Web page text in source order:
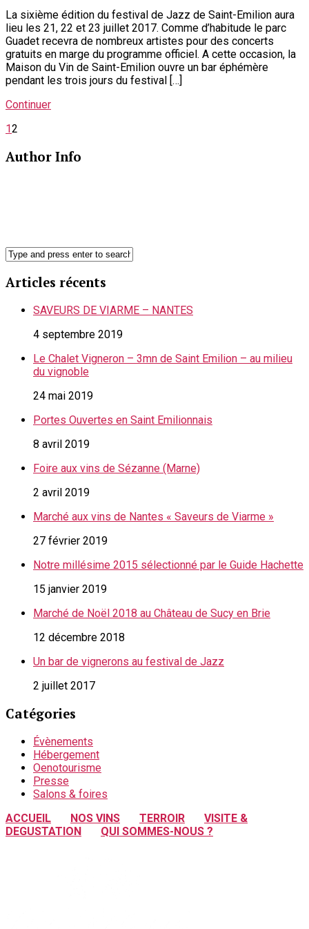
La sixième édition du festival de Jazz de Saint-Emilion aura
lieu les 21, 22 et 23 juillet 2017. Comme d’habitude le parc
Guadet recevra de nombreux artistes pour des concerts
gratuits en marge du programme officiel. A cette occasion, la
Maison du Vin de Saint-Emilion ouvre un bar éphémère
pendant les trois jours du festival […]
Continuer
12
Author Info
Articles récents
SAVEURS DE VIARME – NANTES
4 septembre 2019
Le Chalet Vigneron – 3mn de Saint Emilion – au milieu
du vignoble
24 mai 2019
Portes Ouvertes en Saint Emilionnais
8 avril 2019
Foire aux vins de Sézanne (Marne)
2 avril 2019
Marché aux vins de Nantes « Saveurs de Viarme »
27 février 2019
Notre millésime 2015 sélectionné par le Guide Hachette
15 janvier 2019
Marché de Noël 2018 au Château de Sucy en Brie
12 décembre 2018
Un bar de vignerons au festival de Jazz
2 juillet 2017
Catégories
Évènements
Hébergement
Oenotourisme
Presse
Salons & foires
ACCUEIL
NOS VINS TERROIR
VISITE &
DEGUSTATION
QUI SOMMES-NOUS ?